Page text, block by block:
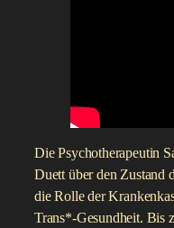
Die Psychotherapeutin
Duett über den Zustand
die Rolle der
Trans*-Gesundheit. Bis